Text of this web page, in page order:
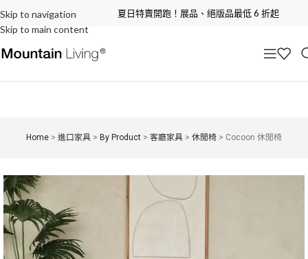
Skip to navigation
Skip to main content
夏日特賣開跑！展品、絕版品最低 6 折起
Home> 進口家具> By Product> 客廳家具> 休閒椅> Cocoon 休閒椅